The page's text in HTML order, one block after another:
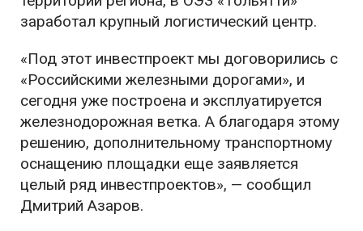
заработал крупный логистический центр.
«Под этот инвестпроект мы договорились с
«Российскими железными дорогами», и
сегодня уже построена и эксплуатируется
железнодорожная ветка. А благодаря этому
решению, дополнительному транспортному
оснащению площадки еще заявляется
целый ряд инвестпроектов», — сообщил
Дмитрий Азаров.